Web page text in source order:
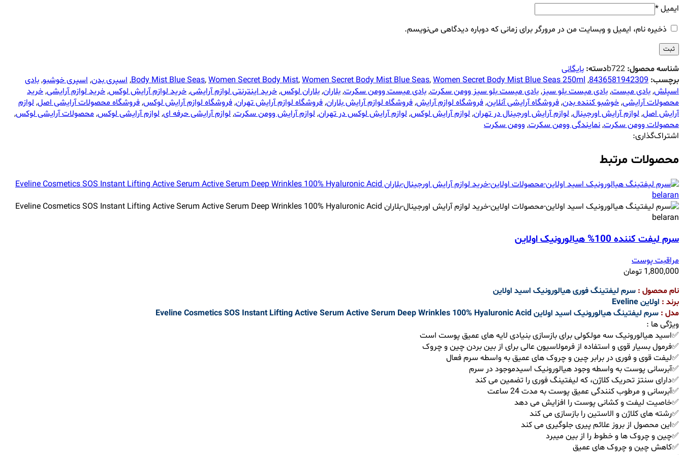
ایمیل*
ذخیره نام، ایمیل و وبسایت من در مرورگر برای زمانی که دوباره دیدگاهی می‌نویسم.
شناسه محصول: b722دسته: بایگانی
برچسب: 8436581942309
,
Body Mist Blue Seas,Women Secret Body Mist,Women Secret Body Mist Blue Seas,Women Secret Body Mist Blue Seas 250ml
,اسپری بدن,اسپری خوشبو,بادی
اسپلش,بادی میست,بادی میست بلو سیز,بادی میست بلو سیز وومن سکرت,بادی میست وومن سکرت,بلاران,بلاران لوکس,خرید اینترنتی لوازم آرایشی,خرید لوازم آرایش لوکس,خرید لوازم آرایشی,خرید
محصولات آرایشی,خوشبو کننده بدن,فروشگاه آرایشی آنلاین,فروشگاه لوازم آرایش,فروشگاه لوازم آرایش بلاران,فروشگاه لوازم آرایش تهران,فروشگاه لوازم آرایش لوکس,فروشگاه محصولات آرایشی اصل,لوازم
آرایش اصل,لوازم آرایش اورجینال,لوازم آرایش اورجینال در تهران,لوازم آرایش لوکس,لوازم آرایش لوکس در تهران,لوازم آرایش وومن سکرت,لوازم آرایشی حرفه ای,لوازم آرایشی لوکس,محصولات آرایشی لوکس,
محصولات وومن سکرت,نمایندگی وومن سکرت,وومن سکرت
اشتراک‌گذاری:
محصولات مرتبط
سرم لیفت کننده 100% هیالورونیک اولاین
مراقبت پوست
1,800,000 تومان
نام محصول : سرم لیفتینگ فوری هیالورونیک اسید اولاین
برند : اولاین Eveline
مدل : سرم لیفتینگ هیالورونیک اسید اولاین Eveline Cosmetics SOS Instant Lifting Active Serum Active Serum Deep Wrinkles 100% Hyaluronic Acid
ویژگی ها :
✅اسید هیالورونیک سه مولکولی برای بازسازی بنیادی لایه های عمیق پوست است
✅فرمول بسیار قوی و استفاده از فرمولاسیون عالی برای از بین بردن چین و چروک
✅لیفت قوی و فوری در برابر چین و چروک های عمیق به واسطه سرم فعال
✅آبرسانی پوست به واسطه وجود هیالورونیک اسیدموجود در سرم
✅دارای سنتز تحریک کلاژن، که لیفتینگ فوری را تضمین می کند
✅آبرسانی و مرطوب کنندگی عمیق پوست به مدت 24 ساعت
✅خاصیت لیفت و کشانی پوست را افزایش می دهد
✅رشته های کلاژن و الاستین را بازسازی می کند
✅این محصول از بروز علائم پیری جلوگیری می کند
✅چین و چروک ها و خطوط را از بین میبرد
✅کاهش چین و چروک های عمیق